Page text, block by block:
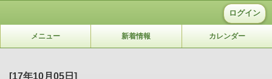
ログイン
メニュー 新着情報 カレンダー
[17年10月05日]